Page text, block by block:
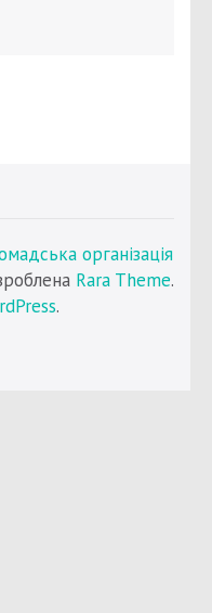
організація
Rara Theme.
.